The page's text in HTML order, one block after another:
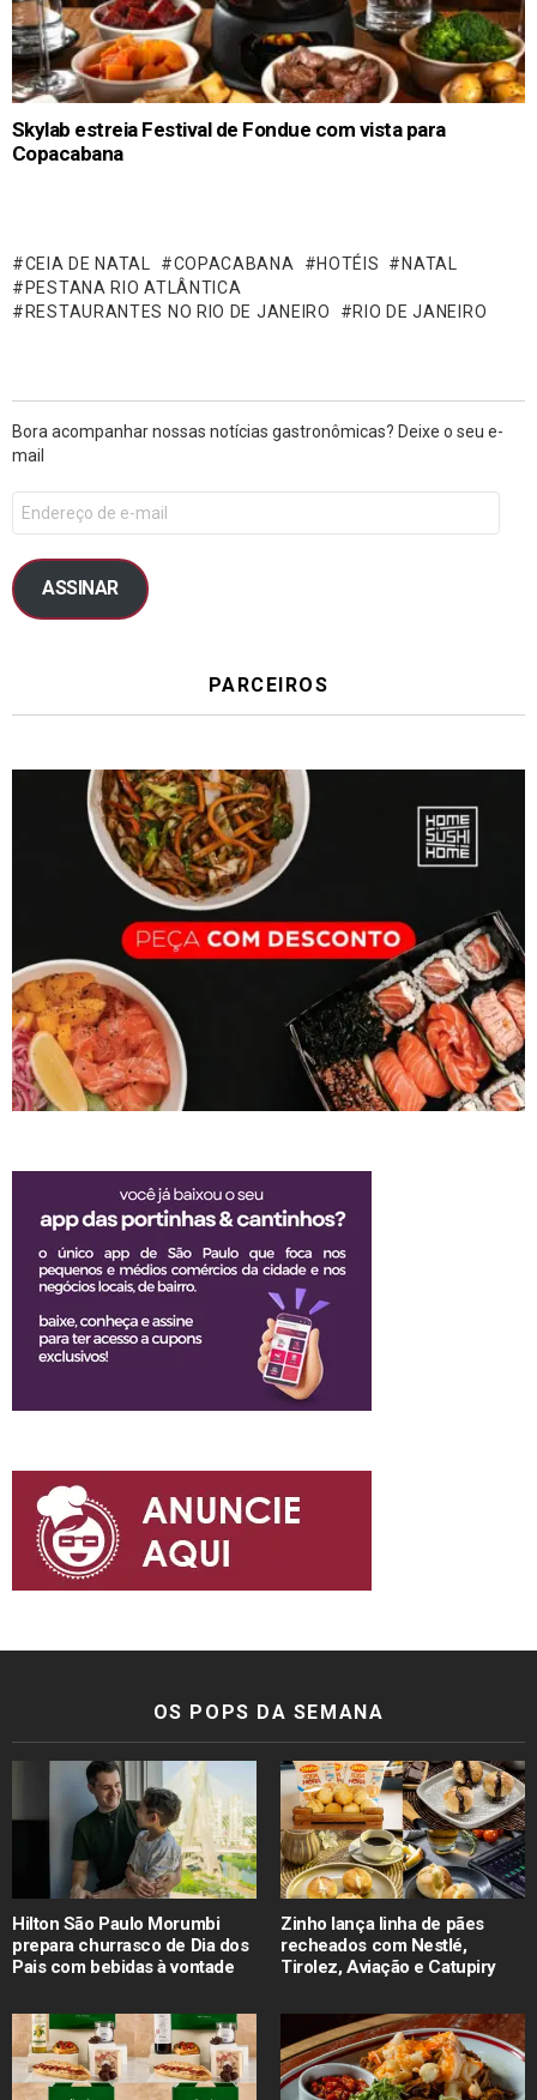
Skylab estreia Festival de Fondue com vista para
Copacabana
CEIA DE NATAL COPACABANA HOTÉIS
NATAL
PESTANA RIO ATLÂNTICA
RESTAURANTES NO RIO DE JANEIRO
RIO DE JANEIRO
Bora acompanhar nossas notícias gastronômicas? Deixe o seu e-
mail
ASSINAR
PARCEIROS
OS POPS DA SEMANA
Hilton São Paulo Morumbi
prepara churrasco de Dia dos
Pais com bebidas à vontade
Zinho lança linha de pães
recheados com Nestlé,
Tirolez, Aviação e Catupiry